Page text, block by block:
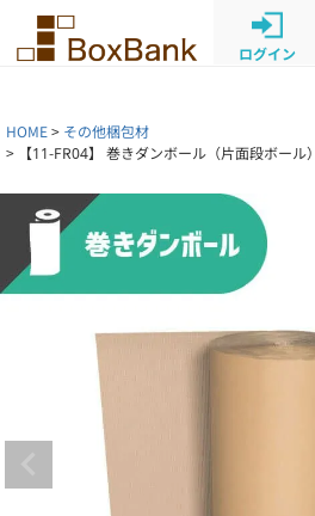
ログイン
HOME
その他梱包材
【11-FR04】 巻きダンボール（片面段ボー